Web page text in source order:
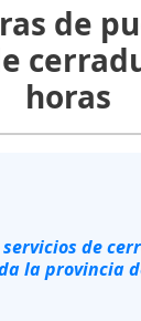
de
horas
servicios de
la provincia